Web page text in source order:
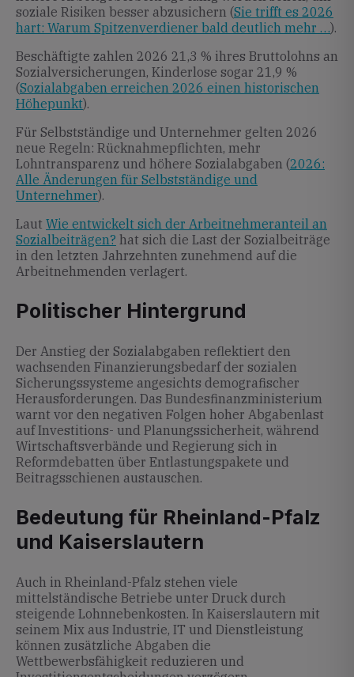
soziale Risiken besser abzusichern (Sie trifft es 2026
hart: Warum Spitzenverdiener bald deutlich mehr …).
Beschäftigte zahlen 2026 21,3 % ihres Bruttolohns an
Sozialversicherungen, Kinderlose sogar 21,9 %
(Sozialabgaben erreichen 2026 einen historischen
Höhepunkt).
Für Selbstständige und Unternehmer gelten 2026
neue Regeln: Rücknahmepflichten, mehr
Lohntransparenz und höhere Sozialabgaben (2026:
Alle Änderungen für Selbstständige und
Unternehmer).
Laut Wie entwickelt sich der Arbeitnehmeranteil an
Sozialbeiträgen? hat sich die Last der Sozialbeiträge
in den letzten Jahrzehnten zunehmend auf die
Arbeitnehmenden verlagert.
Politischer Hintergrund
Der Anstieg der Sozialabgaben reflektiert den
wachsenden Finanzierungsbedarf der sozialen
Sicherungssysteme angesichts demografischer
Herausforderungen. Das Bundesfinanzministerium
warnt vor den negativen Folgen hoher Abgabenlast
auf Investitions- und Planungssicherheit, während
Wirtschaftsverbände und Regierung sich in
Reformdebatten über Entlastungspakete und
Beitragsschienen austauschen.
Bedeutung für Rheinland-Pfalz
und Kaiserslautern
Auch in Rheinland-Pfalz stehen viele
mittelständische Betriebe unter Druck durch
steigende Lohnnebenkosten. In Kaiserslautern mit
seinem Mix aus Industrie, IT und Dienstleistung
können zusätzliche Abgaben die
Wettbewerbsfähigkeit reduzieren und